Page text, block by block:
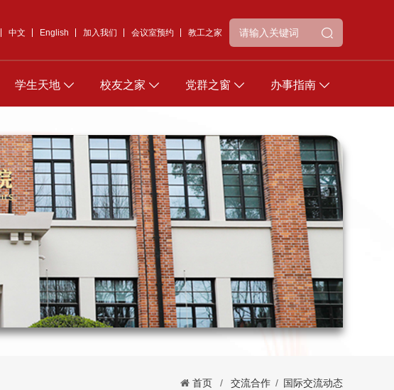
中文 English 加入我们 会议室预约 教工之家
学生天地 校友之家 党群之窗 办事指南
首页 / 交流合作 / 国际交流动态